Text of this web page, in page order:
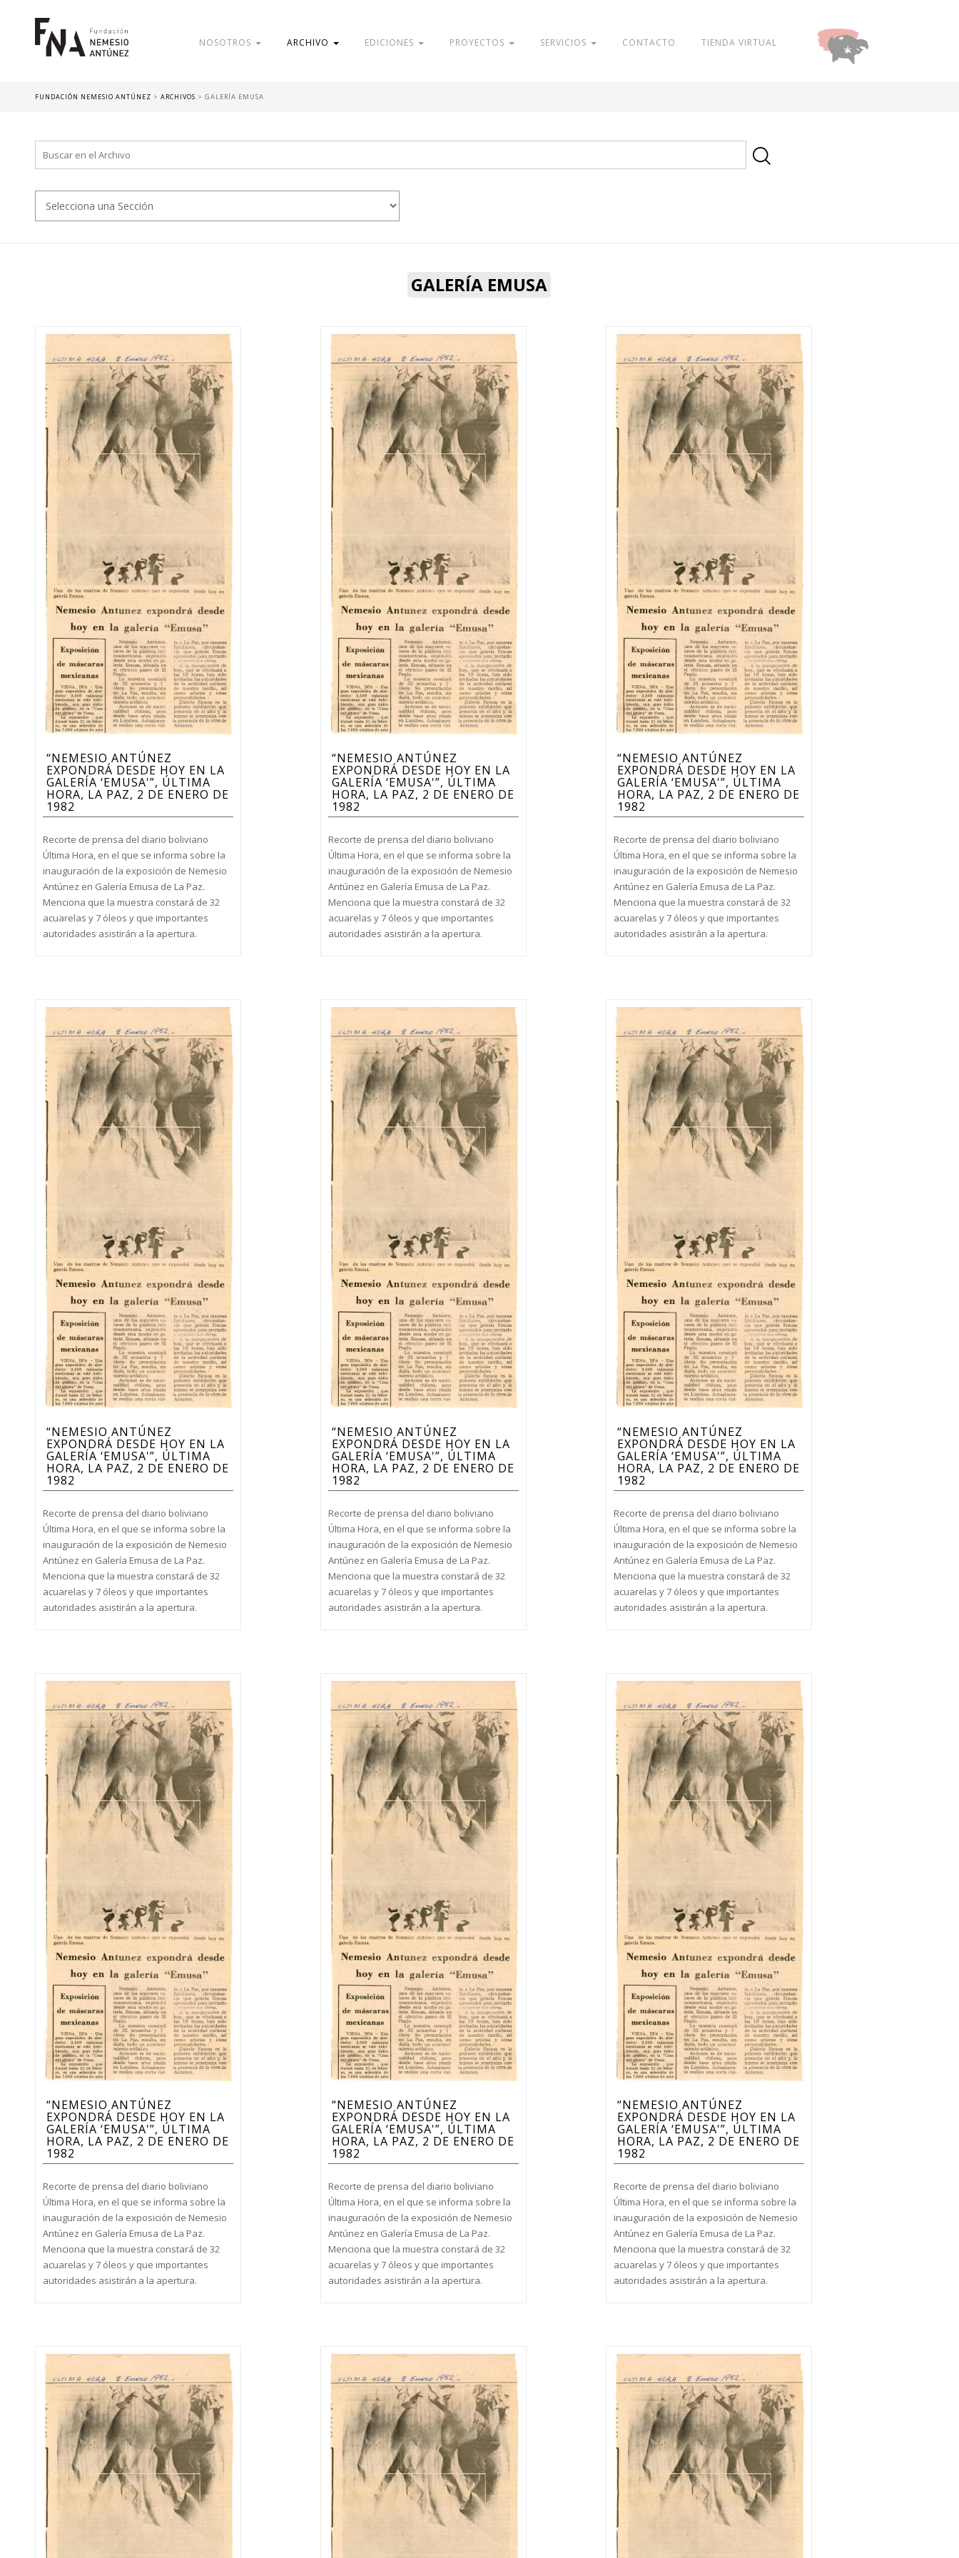
NOSOTROS ARCHIVO EDICIONES PROYECTOS SERVICIOS CONTACTO TIENDA VIRTUAL
FUNDACIÓN NEMESIO ANTÚNEZ > ARCHIVOS > GALERÍA EMUSA
GALERÍA EMUSA
“NEMESIO ANTÚNEZ
EXPONDRÁ DESDE HOY EN LA
GALERÍA ‘EMUSA'”, ÚLTIMA
HORA, LA PAZ, 2 DE ENERO DE
1982
Recorte de prensa del diario boliviano
Última Hora, en el que se informa sobre la
inauguración de la exposición de Nemesio
Antúnez en Galería Emusa de La Paz.
Menciona que la muestra constará de 32
acuarelas y 7 óleos y que importantes
autoridades asistirán a la apertura.
“NEMESIO ANTÚNEZ
EXPONDRÁ DESDE HOY EN LA
GALERÍA ‘EMUSA'”, ÚLTIMA
HORA, LA PAZ, 2 DE ENERO DE
1982
Recorte de prensa del diario boliviano
Última Hora, en el que se informa sobre la
inauguración de la exposición de Nemesio
Antúnez en Galería Emusa de La Paz.
Menciona que la muestra constará de 32
acuarelas y 7 óleos y que importantes
autoridades asistirán a la apertura.
“NEMESIO ANTÚNEZ
EXPONDRÁ DESDE HOY EN LA
GALERÍA ‘EMUSA'”, ÚLTIMA
HORA, LA PAZ, 2 DE ENERO DE
1982
Recorte de prensa del diario boliviano
Última Hora, en el que se informa sobre la
inauguración de la exposición de Nemesio
Antúnez en Galería Emusa de La Paz.
Menciona que la muestra constará de 32
acuarelas y 7 óleos y que importantes
autoridades asistirán a la apertura.
“NEMESIO ANTÚNEZ
EXPONDRÁ DESDE HOY EN LA
GALERÍA ‘EMUSA'”, ÚLTIMA
HORA, LA PAZ, 2 DE ENERO DE
1982
Recorte de prensa del diario boliviano
Última Hora, en el que se informa sobre la
inauguración de la exposición de Nemesio
Antúnez en Galería Emusa de La Paz.
Menciona que la muestra constará de 32
acuarelas y 7 óleos y que importantes
autoridades asistirán a la apertura.
“NEMESIO ANTÚNEZ
EXPONDRÁ DESDE HOY EN LA
GALERÍA ‘EMUSA'”, ÚLTIMA
HORA, LA PAZ, 2 DE ENERO DE
1982
Recorte de prensa del diario boliviano
Última Hora, en el que se informa sobre la
inauguración de la exposición de Nemesio
Antúnez en Galería Emusa de La Paz.
Menciona que la muestra constará de 32
acuarelas y 7 óleos y que importantes
autoridades asistirán a la apertura.
“NEMESIO ANTÚNEZ
EXPONDRÁ DESDE HOY EN LA
GALERÍA ‘EMUSA'”, ÚLTIMA
HORA, LA PAZ, 2 DE ENERO DE
1982
Recorte de prensa del diario boliviano
Última Hora, en el que se informa sobre la
inauguración de la exposición de Nemesio
Antúnez en Galería Emusa de La Paz.
Menciona que la muestra constará de 32
acuarelas y 7 óleos y que importantes
autoridades asistirán a la apertura.
“NEMESIO ANTÚNEZ
EXPONDRÁ DESDE HOY EN LA
GALERÍA ‘EMUSA'”, ÚLTIMA
HORA, LA PAZ, 2 DE ENERO DE
1982
Recorte de prensa del diario boliviano
Última Hora, en el que se informa sobre la
inauguración de la exposición de Nemesio
Antúnez en Galería Emusa de La Paz.
Menciona que la muestra constará de 32
acuarelas y 7 óleos y que importantes
autoridades asistirán a la apertura.
“NEMESIO ANTÚNEZ
EXPONDRÁ DESDE HOY EN LA
GALERÍA ‘EMUSA'”, ÚLTIMA
HORA, LA PAZ, 2 DE ENERO DE
1982
Recorte de prensa del diario boliviano
Última Hora, en el que se informa sobre la
inauguración de la exposición de Nemesio
Antúnez en Galería Emusa de La Paz.
Menciona que la muestra constará de 32
acuarelas y 7 óleos y que importantes
autoridades asistirán a la apertura.
“NEMESIO ANTÚNEZ
EXPONDRÁ DESDE HOY EN LA
GALERÍA ‘EMUSA'”, ÚLTIMA
HORA, LA PAZ, 2 DE ENERO DE
1982
Recorte de prensa del diario boliviano
Última Hora, en el que se informa sobre la
inauguración de la exposición de Nemesio
Antúnez en Galería Emusa de La Paz.
Menciona que la muestra constará de 32
acuarelas y 7 óleos y que importantes
autoridades asistirán a la apertura.